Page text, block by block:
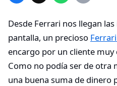
Desde Ferrari nos llegan
pantalla, un precioso
encargo por un cliente muy
Como no podía ser de otra
una buena suma de dinero